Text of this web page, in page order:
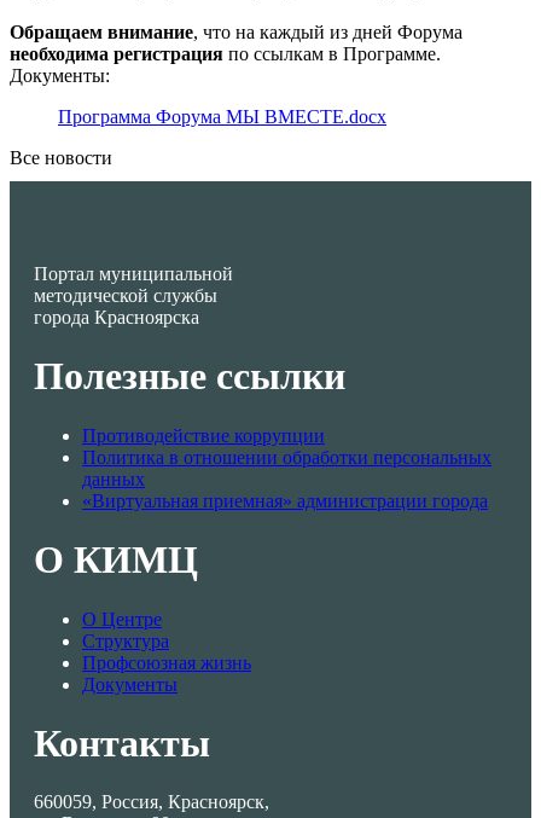
Обращаем внимание, что на каждый из дней Форума
необходима регистрация по ссылкам в Программе.
Документы:
Программа Форума МЫ ВМЕСТЕ.docx
Все новости
Портал муниципальной
методической службы
города Красноярска
Полезные ссылки
Противодействие коррупции
Политика в отношении обработки персональных
данных
«Виртуальная приемная» администрации города
О КИМЦ
О Центре
Структура
Профсоюзная жизнь
Документы
Контакты
660059, Россия, Красноярск,